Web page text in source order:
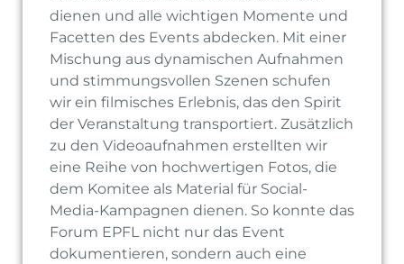
dienen und alle wichtigen Momente und
Facetten des Events abdecken. Mit einer
Mischung aus dynamischen Aufnahmen
und stimmungsvollen Szenen schufen
wir ein filmisches Erlebnis, das den Spirit
der Veranstaltung transportiert. Zusätzlich
zu den Videoaufnahmen erstellten wir
eine Reihe von hochwertigen Fotos, die
dem Komitee als Material für Social-
Media-Kampagnen dienen. So konnte das
Forum EPFL nicht nur das Event
dokumentieren, sondern auch eine